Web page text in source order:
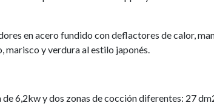
en acero fundido con deflactores de calor,
marisco y verdura al estilo japonés.
6,2kw y dos zonas de cocción diferentes: 27